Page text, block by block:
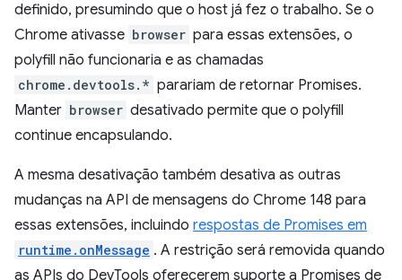
definido, presumindo que o host já fez o trabalho. Se o
Chrome ativasse browser para essas extensões, o
polyfill não funcionaria e as chamadas
chrome.devtools.* parariam de retornar Promises.
Manter browser desativado permite que o polyfill
continue encapsulando.
A mesma desativação também desativa as outras
mudanças na API de mensagens do Chrome 148 para
essas extensões, incluindo respostas de Promises em
runtime.onMessage . A restrição será removida quando
as APIs do DevTools oferecerem suporte a Promises de